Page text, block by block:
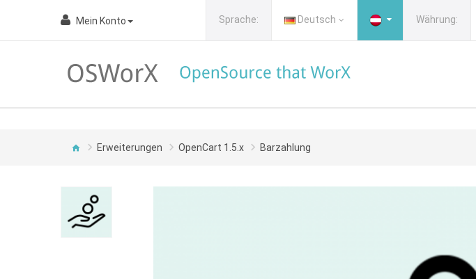
Mein Konto Sprache: Deutsch Währung:
Erweiterungen OpenCart 1.5.x Barzahlung